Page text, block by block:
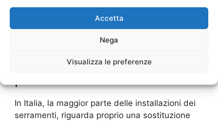
Accetta
Nega
Visualizza le preferenze
parte di professionisti che controllano sempre
questa situazione e poi verificano anche la
funzionalità delle porte e finestre.
Installazione Serramenti
con opere murarie,
In Italia, la maggior parte delle installazioni dei
serramenti, riguarda proprio una sostituzione